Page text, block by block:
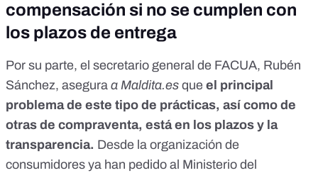
compensación si no se cumplen con
los plazos de entrega
Por su parte, el secretario general de FACUA, Rubén
Sánchez, asegura a Maldita.es que el principal
problema de este tipo de prácticas, así como de
otras de compraventa, está en los plazos y la
transparencia. Desde la organización de
consumidores ya han pedido al Ministerio del